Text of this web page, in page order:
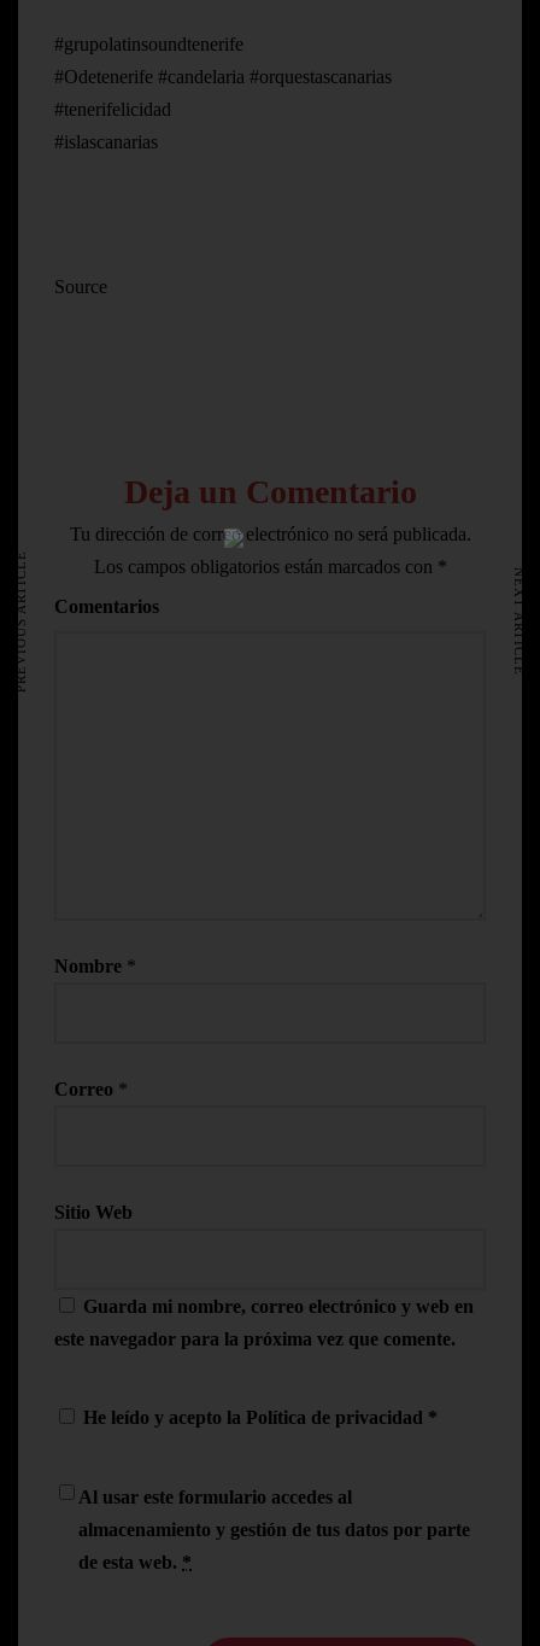
AVISO LEGAL
#grupolatinsoundtenerife
#Odetenerife #candelaria #orquestascanarias
#tenerifelicidad
#islascanarias
Source
Deja un Comentario
Tu dirección de correo electrónico no será publicada.
Los campos obligatorios están marcados con *
Comentarios
Nombre *
Correo *
Sitio Web
Guarda mi nombre, correo electrónico y web en
este navegador para la próxima vez que comente.
He leído y acepto la Política de privacidad *
Al usar este formulario accedes al
almacenamiento y gestión de tus datos por parte
de esta web. *
PREVIOUS ARTICLE NEXT ARTICLE